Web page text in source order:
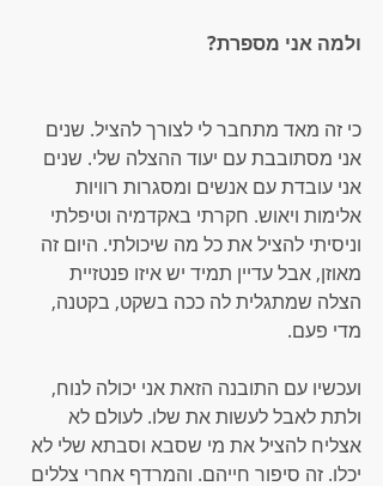
ולמה אני מספרת?
כי זה מאד מתחבר לי לצורך להציל. שנים
אני מסתובבת עם יעוד ההצלה שלי. שנים
אני עובדת עם אנשים ומסגרות רוויות
אלימות ויאוש. חקרתי באקדמיה וטיפלתי
וניסיתי להציל את כל מה שיכולתי. היום זה
מאוזן, אבל עדיין תמיד יש איזו פנטזיית
הצלה שמתגלית לה ככה בשקט, בקטנה,
מדי פעם.
ועכשיו עם התובנה הזאת אני יכולה לנוח,
ולתת לאבל לעשות את שלו. לעולם לא
אצליח להציל את מי שסבא וסבתא שלי לא
יכלו. זה סיפור חייהם. והמרדף אחרי צללים